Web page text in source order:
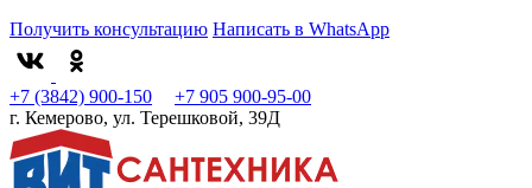
Получить консультацию Написать в WhatsApp
+7 (3842) 900-150
+7 905 900-95-00
г. Кемерово, ул. Терешковой, 39Д